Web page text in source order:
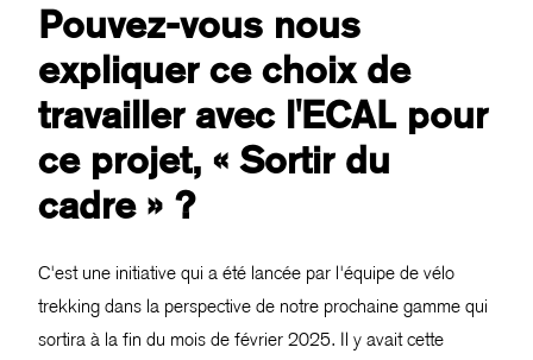
Pouvez-vous nous
expliquer ce choix de
travailler avec l'ECAL pour
ce projet, « Sortir du
cadre » ?
C'est une initiative qui a été lancée par l'équipe de vélo
trekking dans la perspective de notre prochaine gamme qui
sortira à la fin du mois de février 2025. Il y avait cette